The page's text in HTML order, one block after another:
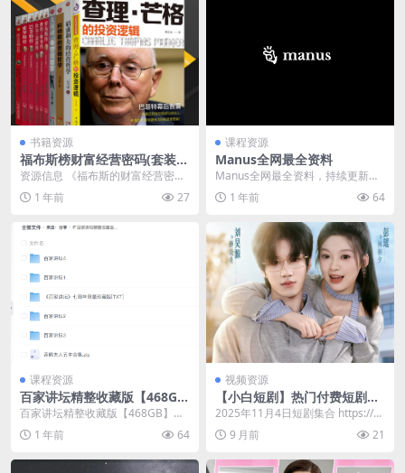
书籍资源
福布斯榜财富经营密码(套装共
10册) [大合集]
资源信息 《福布斯的财富经营密
码》套装收录了比尔·盖茨、巴菲特
等成功人士的传记与...
1 年前 27
课程资源
Manus全网最全资料
Manus全网最全资料，持续更新
中，收藏这一个就够了 资源链接：
https:/...
1 年前 64
课程资源
百家讲坛精整收藏版【468G
B】
百家讲坛精整收藏版【468GB】
《百家讲坛》是中央电视台科教频
道2001年7月...
1 年前 64
视频资源
【小白短剧】热门付费短剧资
源分享2025年11月4日 46部
2025年11月4日短剧集合 https://p
an.quark.cn/s/1c...
9 月前 21